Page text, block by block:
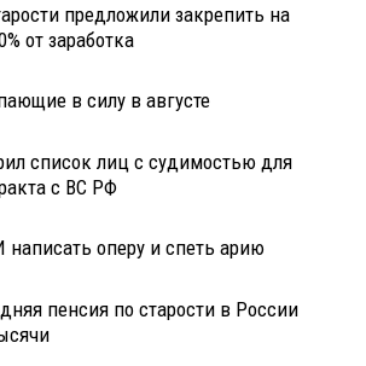
предложили закрепить на
от заработка
в силу в августе
список лиц с судимостью для
с ВС РФ
оперу и спеть арию
пенсия по старости в России